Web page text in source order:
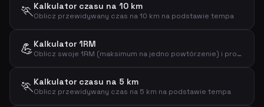
🏃Kalkulator czasu na 10 km
Oblicz przewidywany czas na 10 km na podstawie tempa
💪Kalkulator 1RM
Oblicz swoje 1RM (maksimum na jedno powtórzenie) i procenty treningowe na podstawie ciężaru i powtórzeń
🏃Kalkulator czasu na 5 km
Oblicz przewidywany czas na 5 km na podstawie tempa